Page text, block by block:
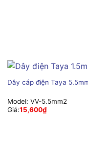
Dây cáp điện Taya
Model: VV-5.5mm2
Giá:15,600₫